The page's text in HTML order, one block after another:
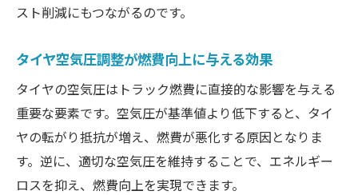
スト削減にもつながるのです。
タイヤ空気圧調整が燃費向上に与える効果
タイヤの空気圧はトラック燃費に直接的な影響を与える
重要な要素です。空気圧が基準値より低下すると、タイ
ヤの転がり抵抗が増え、燃費が悪化する原因となりま
す。逆に、適切な空気圧を維持することで、エネルギー
ロスを抑え、燃費向上を実現できます。